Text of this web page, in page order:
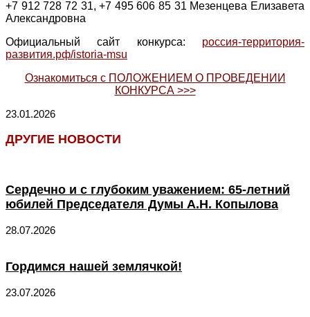
+7 912 728 72 31, +7 495 606 85 31 Мезенцева Елизавета
Александровна
Официальный сайт конкурса: россия-территория-
развития.рф/istoria-msu
Ознакомиться с ПОЛОЖЕНИЕМ О ПРОВЕДЕНИИ
КОНКУРСА >>>
23.01.2026
ДРУГИЕ НОВОСТИ
Сердечно и с глубоким уважением: 65-летний
юбилей Председателя Думы А.Н. Копылова
28.07.2026
Гордимся нашей землячкой!
23.07.2026